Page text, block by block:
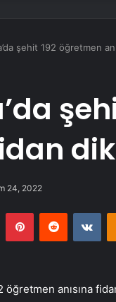
şehit 192 öğretmen
24, 2022
Tumblr PinterestReddit
öğretmen anısına